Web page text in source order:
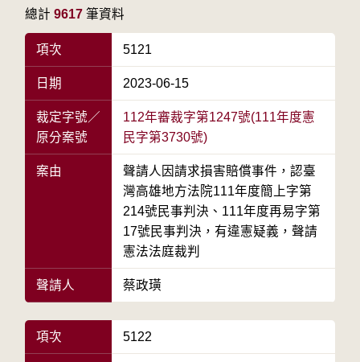
總計 9617 筆資料
項次 5121
日期 2023-06-15
裁定字號／
原分案號
112年審裁字第1247號(111年度憲
民字第3730號)
案由
聲請人因請求損害賠償事件，認臺
灣高雄地方法院111年度簡上字第
214號民事判決、111年度再易字第
17號民事判決，有違憲疑義，聲請
憲法法庭裁判
聲請人 蔡政璜
項次 5122